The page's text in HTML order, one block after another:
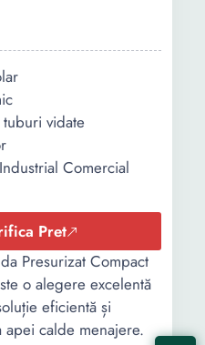
vidate
Comercial
Pret
Presurizat Compact
o alegere excelentă
eficientă și
calde menajere.